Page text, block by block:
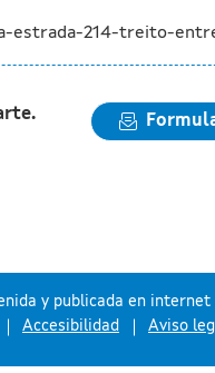
214-treito-
y publicada en internet
Accesibilidad Aviso